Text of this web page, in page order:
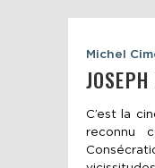
Michel
JOSEPH
C’est la
reconnu